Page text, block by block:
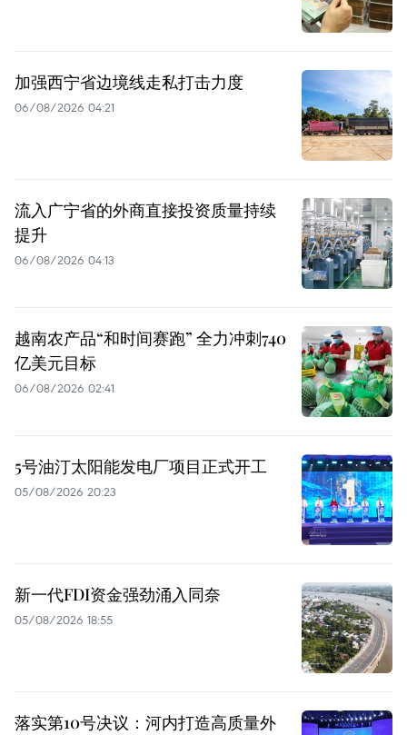
加强西宁省边境线走私打击力度
06/08/2026 04:21
流入广宁省的外商直接投资质量持续
提升
06/08/2026 04:13
越南农产品“和时间赛跑” 全力冲刺740
亿美元目标
06/08/2026 02:41
5号油汀太阳能发电厂项目正式开工
05/08/2026 20:23
新一代FDI资金强劲涌入同奈
05/08/2026 18:55
落实第10号决议：河内打造高质量外